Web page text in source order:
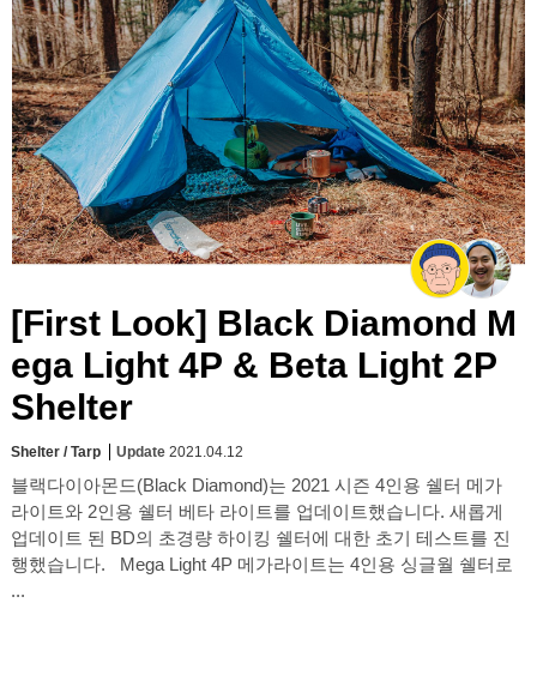
[First Look] Black Diamond M
ega Light 4P & Beta Light 2P
Shelter
Shelter / Tarp Update 2021.04.12
블랙다이아몬드(Black Diamond)는 2021 시즌 4인용 쉘터 메가
라이트와 2인용 쉘터 베타 라이트를 업데이트했습니다. 새롭게
업데이트 된 BD의 초경량 하이킹 쉘터에 대한 초기 테스트를 진
행했습니다. Mega Light 4P 메가라이트는 4인용 싱글월 쉘터로
...